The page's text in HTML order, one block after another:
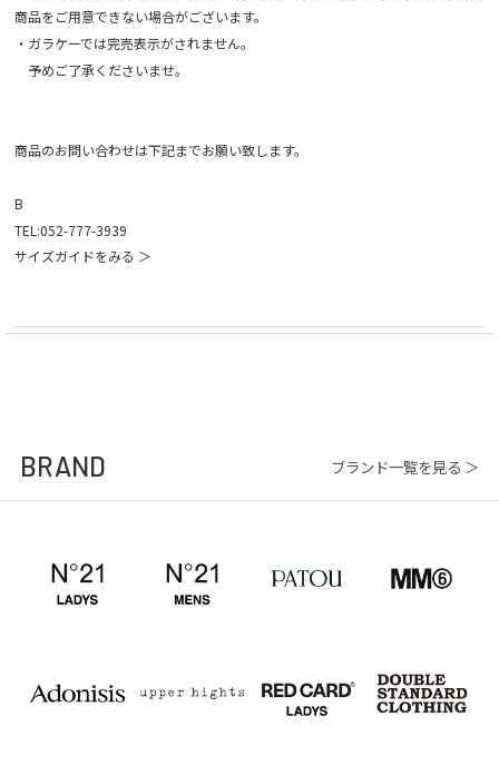
商品をご用意できない場合がございます。
・ガラケーでは完売表示がされません。
予めご了承くださいませ。
商品のお問い合わせは下記までお願い致します。
B
TEL:052-777-3939
サイズガイドをみる ＞
BRAND ブランド一覧を見る ＞